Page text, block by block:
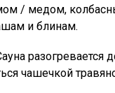
/ медом,
и блинам.
разогревается
чашечкой